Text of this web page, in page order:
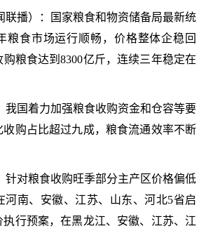
联播）：国家粮食和物资储备局最新统
粮食市场运行顺畅，价格整体企稳回
粮食达到8300亿斤，连续三年稳定在
我国着力加强粮食收购资金和仓容等要
购占比超过九成，粮食流通效率不断
针对粮食收购旺季部分主产区价格偏低
河南、安徽、江苏、山东、河北5省启
行预案，在黑龙江、安徽、江苏、江